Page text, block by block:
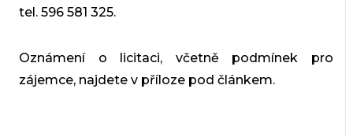
tel. 596 581 325.
Oznámení o licitaci, včetně podmínek pro
zájemce, najdete v příloze pod článkem.